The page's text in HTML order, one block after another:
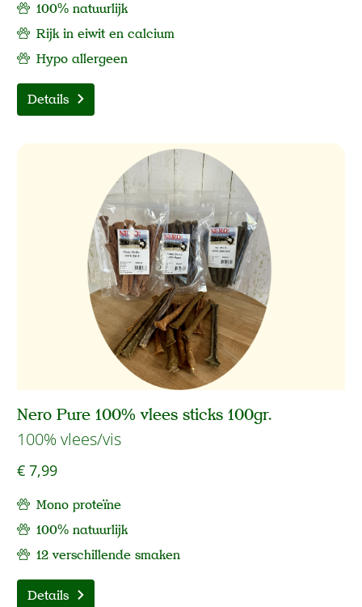
100% natuurlijk
Rijk in eiwit en calcium
Hypo allergeen
Details
Nero Pure 100% vlees sticks 100gr.
100% vlees/vis
€ 7,99
Mono proteïne
100% natuurlijk
12 verschillende smaken
Details